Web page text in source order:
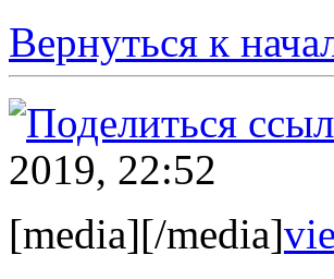
Вернуться к
2019, 22:52
[media][/media]